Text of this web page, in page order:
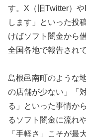
す。X（旧Twitter）
します」といった投
けばソフト闇金から
全国各地で報告され
島根邑南町のような
の店舗が少ない」「
る」といった事情か
るソフト闇金に流れ
「手軽さ」こそが最